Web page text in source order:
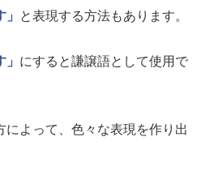
と表現する方法もあります。
にすると謙譲語として使用で
によって、色々な表現を作り出